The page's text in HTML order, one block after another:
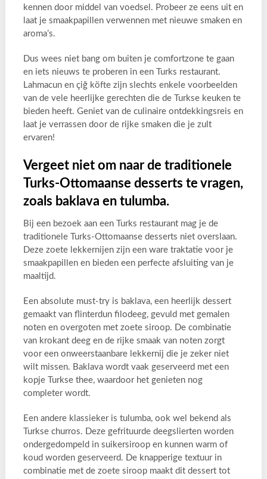
kennen door middel van voedsel. Probeer ze eens uit en
laat je smaakpapillen verwennen met nieuwe smaken en
aroma’s.
Dus wees niet bang om buiten je comfortzone te gaan
en iets nieuws te proberen in een Turks restaurant.
Lahmacun en çiğ köfte zijn slechts enkele voorbeelden
van de vele heerlijke gerechten die de Turkse keuken te
bieden heeft. Geniet van de culinaire ontdekkingsreis en
laat je verrassen door de rijke smaken die je zult
ervaren!
Vergeet niet om naar de traditionele
Turks-Ottomaanse desserts te vragen,
zoals baklava en tulumba.
Bij een bezoek aan een Turks restaurant mag je de
traditionele Turks-Ottomaanse desserts niet overslaan.
Deze zoete lekkernijen zijn een ware traktatie voor je
smaakpapillen en bieden een perfecte afsluiting van je
maaltijd.
Een absolute must-try is baklava, een heerlijk dessert
gemaakt van flinterdun filodeeg, gevuld met gemalen
noten en overgoten met zoete siroop. De combinatie
van krokant deeg en de rijke smaak van noten zorgt
voor een onweerstaanbare lekkernij die je zeker niet
wilt missen. Baklava wordt vaak geserveerd met een
kopje Turkse thee, waardoor het genieten nog
completer wordt.
Een andere klassieker is tulumba, ook wel bekend als
Turkse churros. Deze gefrituurde deegslierten worden
ondergedompeld in suikersiroop en kunnen warm of
koud worden geserveerd. De knapperige textuur in
combinatie met de zoete siroop maakt dit dessert tot